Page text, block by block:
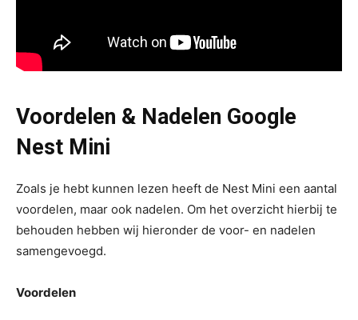
Voordelen & Nadelen Google
Nest Mini
Zoals je hebt kunnen lezen heeft de Nest Mini een aantal
voordelen, maar ook nadelen. Om het overzicht hierbij te
behouden hebben wij hieronder de voor- en nadelen
samengevoegd.
Voordelen